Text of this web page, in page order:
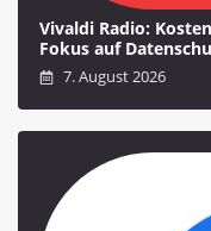
Vivaldi Radio:
Fokus auf
7. August 2026